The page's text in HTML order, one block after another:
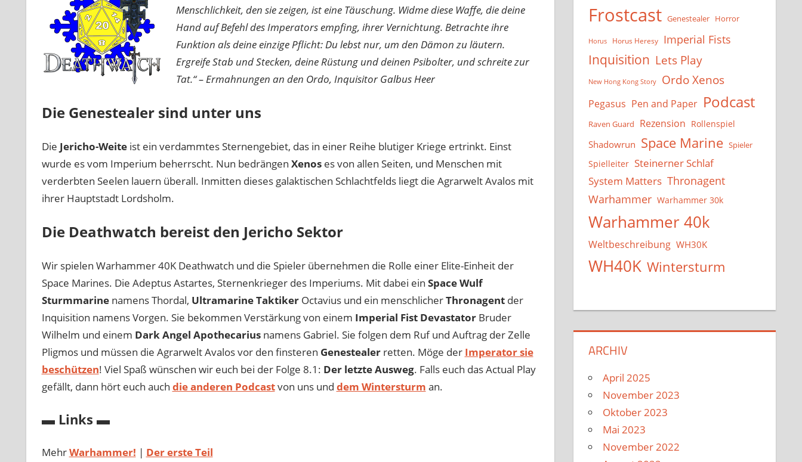
Menschlichkeit, den sie zeigen, ist eine Täuschung. Widme diese Waffe, die deine
Hand auf Befehl des Imperators empfing, ihrer Vernichtung. Betrachte ihre
Funktion als deine einzige Pflicht: Du lebst nur, um den Dämon zu läutern.
Ergreife Stab und Stecken, deine Rüstung und deinen Psibolter, und schreite zur
Tat.“ – Ermahnungen an den Ordo, Inquisitor Galbus Heer
Die Genestealer sind unter uns
Die Jericho-Weiteist ein verdammtes Sternengebiet, das in einer Reihe blutiger Kriege ertrinkt. Einst
wurde es vom Imperium beherrscht. Nun bedrängen Xenoses von allen Seiten, und Menschen mit
verderbten Seelen lauern überall. Inmitten dieses galaktischen Schlachtfelds liegt die Agrarwelt Avalos mit
ihrer Hauptstadt Lordsholm.
Die Deathwatch bereist den Jericho Sektor
Wir spielen Warhammer 40K Deathwatch und die Spieler übernehmen die Rolle einer Elite-Einheit der
Space Marines. Die Adeptus Astartes, Sternenkrieger des Imperiums. Mit dabei ein Space Wulf
Sturmmarinenamens Thordal, Ultramarine TaktikerOctavius und ein menschlicherThronagentder
Inquisition namens Vorgen. Sie bekommen Verstärkung von einem Imperial Fist DevastatorBruder
Wilhelm und einem Dark Angel Apothecariusnamens Gabriel. Sie folgen dem Ruf und Auftrag der Zelle
Pligmos und müssen die Agrarwelt Avalos vor den finsteren Genestealerretten. Möge der Imperator sie
beschützen! Viel Spaß wünschen wir euch bei der Folge 8.1: Der letzte Ausweg. Falls euch das Actual Play
gefällt, dann hört euch auch die anderen Podcastvon uns und dem Wintersturm an.
▬ Links ▬
MehrWarhammer! | Der erste Teil
Frostcast Genestealer Horror
Horus Horus Heresy Imperial Fists
Inquisition Lets Play
New Hong Kong Story Ordo Xenos
Pegasus Pen and Paper Podcast
Raven Guard Rezension Rollenspiel
Shadowrun Space Marine Spieler
Spielleiter Steinerner Schlaf
System Matters Thronagent
Warhammer Warhammer 30k
Warhammer 40k
Weltbeschreibung WH30K
WH40K Wintersturm
ARCHIV
April 2025
November 2023
Oktober 2023
Mai 2023
November 2022